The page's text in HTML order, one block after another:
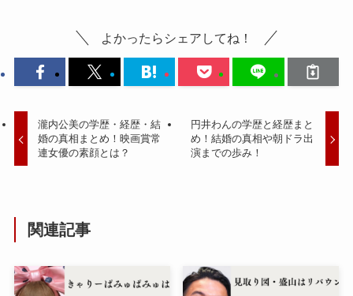
よかったらシェアしてね！
瀧内公美の学歴・経歴・結
婚の真相まとめ！映画賞常
連女優の素顔とは？
円井わんの学歴と経歴まと
め！結婚の真相や朝ドラ出
演までの歩み！
関連記事